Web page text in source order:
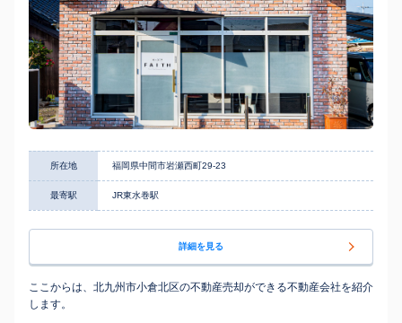
所在地 福岡県中間市岩瀬西町29-23
最寄駅 JR東水巻駅
詳細を見る
ここからは、北九州市小倉北区の不動産売却ができる不動産会社を紹介
します。